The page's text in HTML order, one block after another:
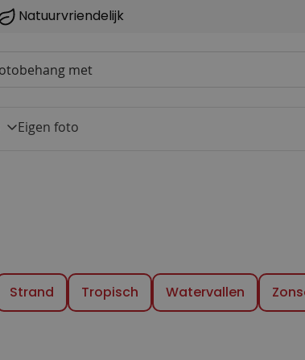
Natuurvriendelijk
Eigen foto
Strand Tropisch Watervallen